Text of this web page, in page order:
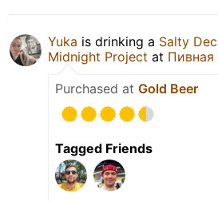
Yuka is drinking a Salty
Midnight Project at Пивная
Purchased at Gold Beer
Tagged Friends